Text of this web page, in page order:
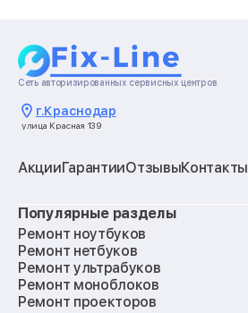
Сеть авторизированных сервисных центров
г.Краснодар
улица Красная 139
АкцииГарантииОтзывыКонтакты
Популярные разделы
Ремонт ноутбуков
Ремонт нетбуков
Ремонт ультрабуков
Ремонт моноблоков
Ремонт проекторов